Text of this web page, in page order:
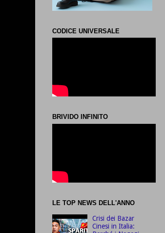
CODICE UNIVERSALE
BRIVIDO INFINITO
LE TOP NEWS DELL'ANNO
Crisi dei Bazar
Cinesi in Italia: